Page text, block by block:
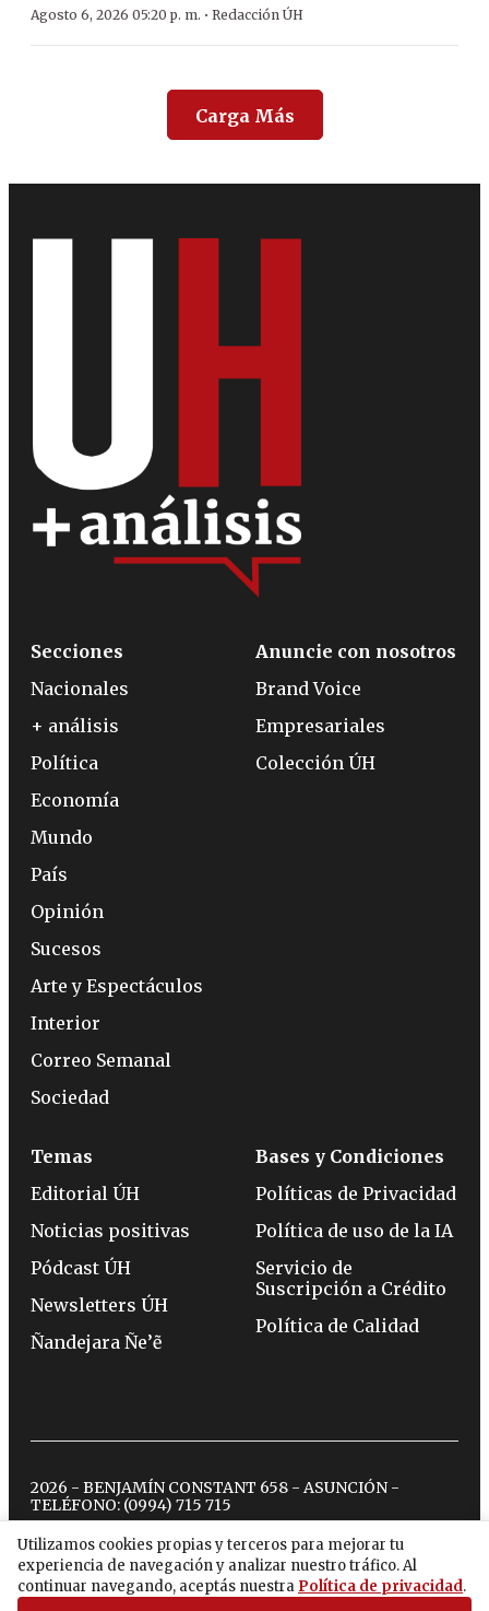
Agosto 6, 2026 05:20 p. m. · Redacción ÚH
Carga Más
Utilizamos cookies propias y terceros para mejorar tu
experiencia de navegación y analizar nuestro tráfico. Al
continuar navegando, aceptás nuestra Política de privacidad.
Secciones
Nacionales
+ análisis
Política
Economía
Mundo
País
Opinión
Sucesos
Arte y Espectáculos
Interior
Correo Semanal
Sociedad
Anuncie con nosotros
Brand Voice
Empresariales
Colección ÚH
Temas
Editorial ÚH
Noticias positivas
Pódcast ÚH
Newsletters ÚH
Ñandejara Ñe’ẽ
Bases y Condiciones
Políticas de Privacidad
Política de uso de la IA
Servicio de
Suscripción a Crédito
Política de Calidad
2026 - BENJAMÍN CONSTANT 658 - ASUNCIÓN -
TELÉFONO: (0994) 715 715
twitterinstagram
facebook
tiktokyoutubespotify